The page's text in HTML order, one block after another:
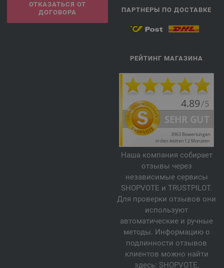
ОТКАЗАТЬСЯ ОТ
ДОГОВОРА
ПАРТНЕРЫ ПО ДОСТАВКЕ
РЕЙТИНГ МАГАЗИНА
Наша компания собирает
отзывы через
независимые сервисы
SHOPVOTE и TRUSTPILOT.
Для проверки отзывов они
используют
автоматические и ручные
методы. Информацию о
подлинности отзывов
клиентов можно найти
здесь: SHOPVOTE,